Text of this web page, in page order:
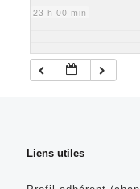
23 h 00 min
Liens utiles